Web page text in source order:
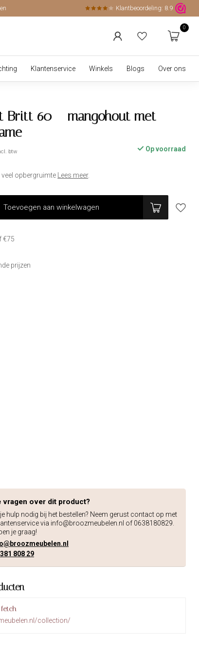
Klantbeoordeling: 8.9
0
Klantenservice Winkels Blogs Over ons
Britt 60 – mangohout met
btw Op voorraad
veel opbergruimte Lees meer.
Toevoegen aan winkelwagen
€75
prijzen
vragen over dit product?
hulp nodig bij het bestellen? Neem gerust contact op met
via info@broozmeubelen.nl of 0638180829.
je graag!
808 29
fetch
collection/